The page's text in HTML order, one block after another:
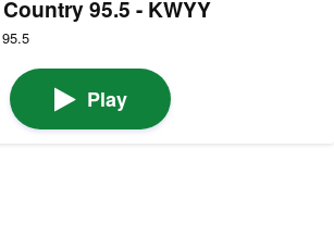
95.5 - KWYY
Play